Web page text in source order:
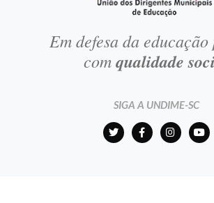
Em defesa da
comqualidade
SIGA A UNDIME-SC